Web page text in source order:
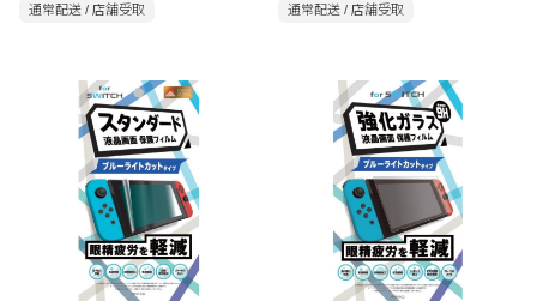
通常配送 / 店舗受取 通常配送 / 店舗受取